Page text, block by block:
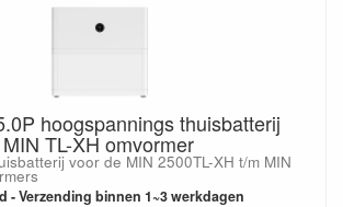
hoogspannings thuisbatterij
TL-XH omvormer
voor de MIN 2500TL-XH t/m MIN
- Verzending binnen 1~3 werkdagen